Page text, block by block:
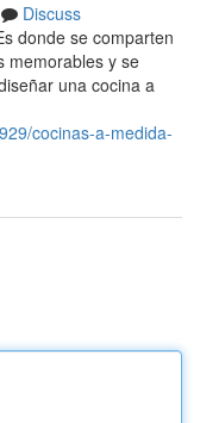
Discuss
donde se comparten
memorables y se
una cocina a
cocinas-a-medida-